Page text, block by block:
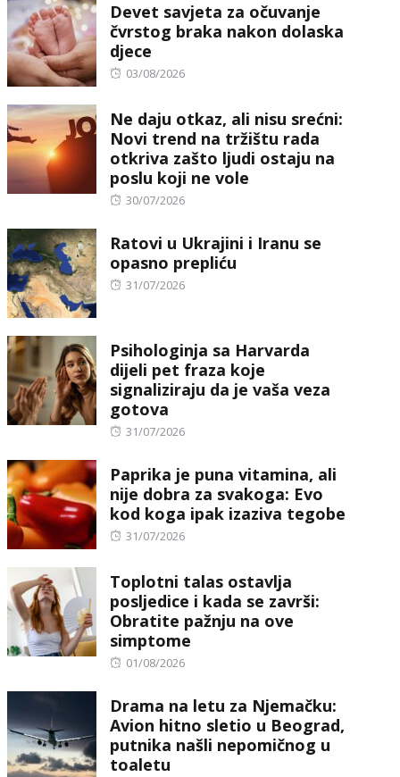
Devet savjeta za očuvanje
čvrstog braka nakon dolaska
djece
Posted
03/08/2026
Ne daju otkaz, ali nisu srećni:
Novi trend na tržištu rada
otkriva zašto ljudi ostaju na
poslu koji ne vole
Posted
30/07/2026
Ratovi u Ukrajini i Iranu se
opasno prepliću
Posted
31/07/2026
Psihologinja sa Harvarda
dijeli pet fraza koje
signaliziraju da je vaša veza
gotova
Posted
31/07/2026
Paprika je puna vitamina, ali
nije dobra za svakoga: Evo
kod koga ipak izaziva tegobe
Posted
31/07/2026
Toplotni talas ostavlja
posljedice i kada se završi:
Obratite pažnju na ove
simptome
Posted
01/08/2026
Drama na letu za Njemačku:
Avion hitno sletio u Beograd,
putnika našli nepomičnog u
toaletu